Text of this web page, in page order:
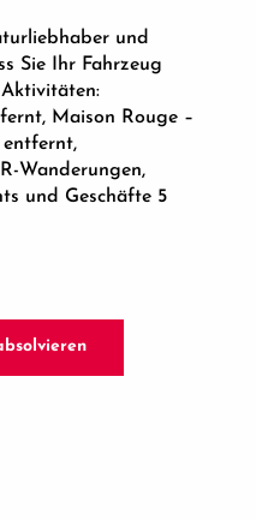
und
Sie Ihr Fahrzeug
Aktivitäten:
Maison Rouge –
entfernt,
Wanderungen,
und Geschäfte 5